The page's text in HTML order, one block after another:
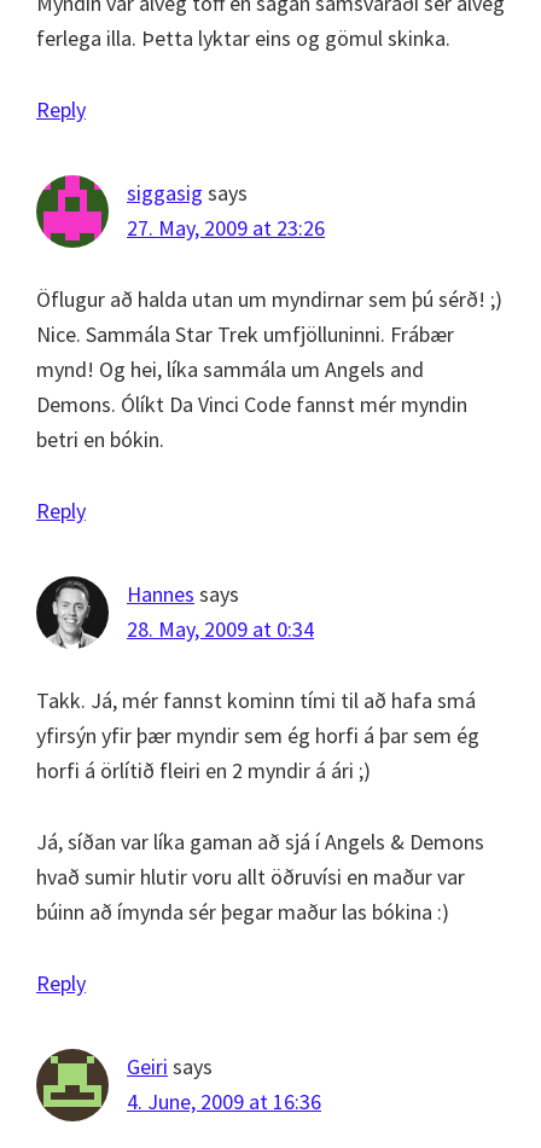
ferlega illa. Þetta lyktar eins og gömul skinka.
Reply
siggasig says
27. May, 2009 at 23:26
Öflugur að halda utan um myndirnar sem þú sérð! ;)
Nice. Sammála Star Trek umfjölluninni. Frábær
mynd! Og hei, líka sammála um Angels and
Demons. Ólíkt Da Vinci Code fannst mér myndin
betri en bókin.
Reply
Hannes says
28. May, 2009 at 0:34
Takk. Já, mér fannst kominn tími til að hafa smá
yfirsýn yfir þær myndir sem ég horfi á þar sem ég
horfi á örlítið fleiri en 2 myndir á ári ;)
Já, síðan var líka gaman að sjá í Angels & Demons
hvað sumir hlutir voru allt öðruvísi en maður var
búinn að ímynda sér þegar maður las bókina :)
Reply
Geiri says
4. June, 2009 at 16:36